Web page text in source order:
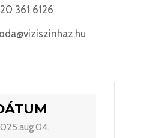
361 6126